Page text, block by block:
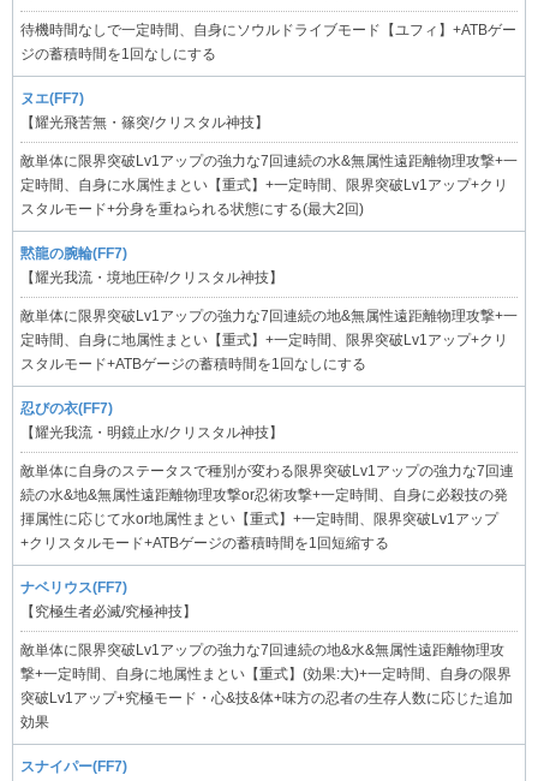
待機時間なしで一定時間、自身にソウルドライブモード【ユフィ】+ATBゲー
ジの蓄積時間を1回なしにする
ヌエ(FF7)
【耀光飛苦無・篠突/クリスタル神技】
敵単体に限界突破Lv1アップの強力な7回連続の水&無属性遠距離物理攻撃+一
定時間、自身に水属性まとい【重式】+一定時間、限界突破Lv1アップ+クリ
スタルモード+分身を重ねられる状態にする(最大2回)
黙龍の腕輪(FF7)
【耀光我流・境地圧砕/クリスタル神技】
敵単体に限界突破Lv1アップの強力な7回連続の地&無属性遠距離物理攻撃+一
定時間、自身に地属性まとい【重式】+一定時間、限界突破Lv1アップ+クリ
スタルモード+ATBゲージの蓄積時間を1回なしにする
忍びの衣(FF7)
【耀光我流・明鏡止水/クリスタル神技】
敵単体に自身のステータスで種別が変わる限界突破Lv1アップの強力な7回連
続の水&地&無属性遠距離物理攻撃or忍術攻撃+一定時間、自身に必殺技の発
揮属性に応じて水or地属性まとい【重式】+一定時間、限界突破Lv1アップ
+クリスタルモード+ATBゲージの蓄積時間を1回短縮する
ナベリウス(FF7)
【究極生者必滅/究極神技】
敵単体に限界突破Lv1アップの強力な7回連続の地&水&無属性遠距離物理攻
撃+一定時間、自身に地属性まとい【重式】(効果:大)+一定時間、自身の限界
突破Lv1アップ+究極モード・心&技&体+味方の忍者の生存人数に応じた追加
効果
スナイパー(FF7)